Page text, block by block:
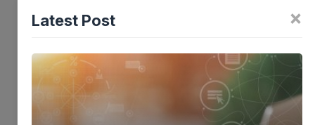
×
Latest Post